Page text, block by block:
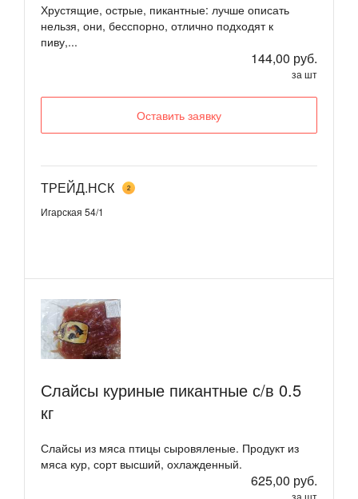
Хрустящие, острые, пикантные: лучше описать
нельзя, они, бесспорно, отлично подходят к
пиву,...
144,00 руб.
за шт
Оставить заявку
ТРЕЙД.НСК 2
Игарская 54/1
Слайсы куриные пикантные с/в 0.5
кг
Слайсы из мяса птицы сыровяленые. Продукт из
мяса кур, сорт высший, охлажденный.
625,00 руб.